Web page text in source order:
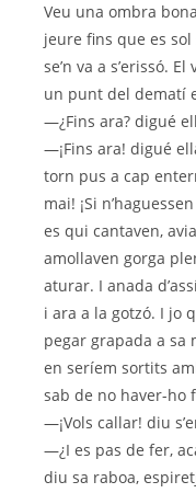
Veu una ombra
jeure fins que es sol
se’n va a s’erissó.
un punt del dematí
—¿Fins ara? digué
—¡Fins ara! digué
torn pus a cap
mai! ¡Si
es qui cantaven,
amollaven gorga
aturar. I anada
i ara a la gotzó. I jo
pegar grapada a sa
en seríem sortits
sab de no haver-ho
—¡Vols callar! diu
—¿I es pas de fer,
diu sa raboa,